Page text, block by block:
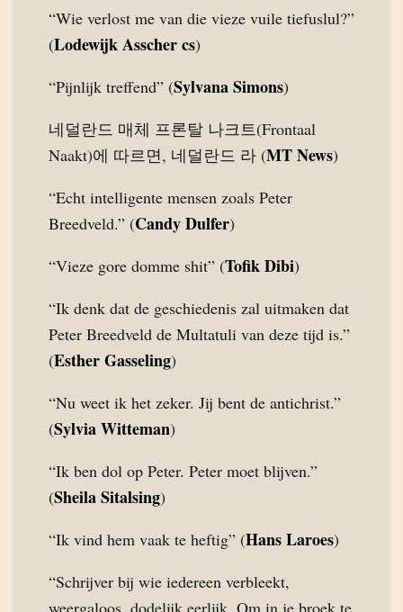
“Wie verlost me van die vieze vuile tiefuslul?”
(Lodewijk Asscher cs)
“Pijnlijk treffend” (Sylvana Simons)
네덜란드 매체 프론탈 나크트(Frontaal
Naakt)에 따르면, 네덜란드 라 (MT News)
“Echt intelligente mensen zoals Peter
Breedveld.” (Candy Dulfer)
“Vieze gore domme shit” (Tofik Dibi)
“Ik denk dat de geschiedenis zal uitmaken dat
Peter Breedveld de Multatuli van deze tijd is.”
(Esther Gasseling)
“Nu weet ik het zeker. Jij bent de antichrist.”
(Sylvia Witteman)
“Ik ben dol op Peter. Peter moet blijven.”
(Sheila Sitalsing)
“Ik vind hem vaak te heftig” (Hans Laroes)
“Schrijver bij wie iedereen verbleekt,
weergaloos, dodelijk eerlijk. Om in je broek te